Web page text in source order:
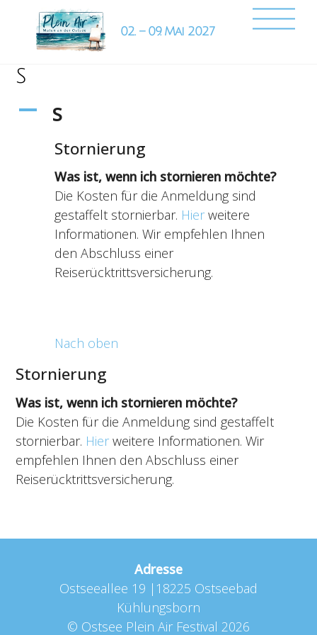
content
S
A S
Stornierung
Was ist, wenn ich stornieren möchte?
Die Kosten für die Anmeldung sind
gestaffelt stornierbar. Hier weitere
Informationen. Wir empfehlen Ihnen
den Abschluss einer
Reiserücktrittsversicherung.
Nach oben
Stornierung
Was ist, wenn ich stornieren möchte?
Die Kosten für die Anmeldung sind gestaffelt
stornierbar. Hier weitere Informationen. Wir
empfehlen Ihnen den Abschluss einer
Reiserücktrittsversicherung.
To
Adresse
Ostseeallee 19 |18225 Ostseebad
Kühlungsborn
© Ostsee Plein Air Festival 2026